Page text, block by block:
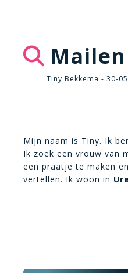
Mailen
Tiny Bekkema - 30-
Mijn naam is Tiny. Ik
Ik zoek een vrouw van
een praatje te maken
vertellen. Ik woon in